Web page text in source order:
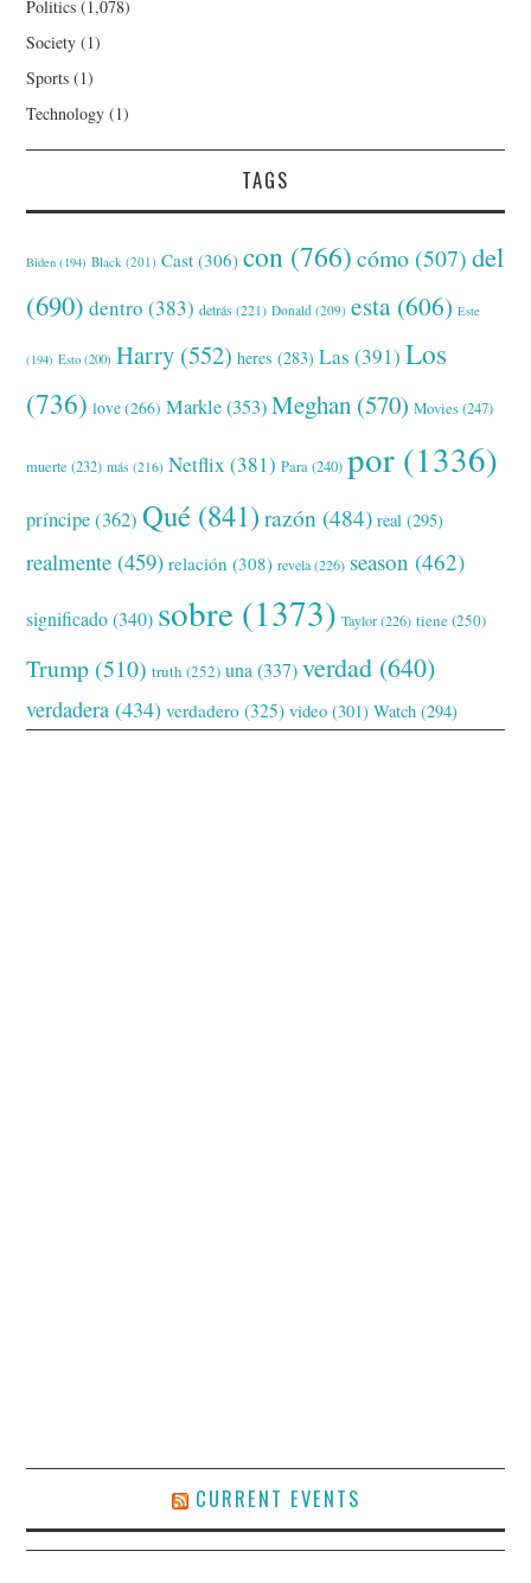
Politics (1,078)
Society (1)
Sports (1)
Technology (1)
TAGS
Biden (194) Black (201) Cast (306) con (766) cómo (507) del
(690) dentro (383) detrás (221) Donald (209) esta (606) Este
(194) Esto (200) Harry (552) heres (283) Las (391) Los
(736) love(266) Markle(353) Meghan (570) Movies(247)
muerte (232) más (216) Netflix (381) Para(240) por (1336)
príncipe(362) Qué (841) razón (484) real (295)
realmente (459) relación (308) revela(226) season (462)
significado(340) sobre (1373) Taylor(226) tiene(250)
Trump (510) truth (252) una (337) verdad (640)
verdadera (434) verdadero (325) video (301) Watch (294)
CURRENT EVENTS